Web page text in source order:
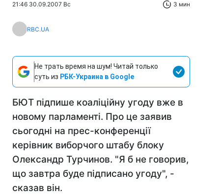
21:46 30.09.2007 Вс 3 мин
RBC.UA
Не трать время на шум! Читай только
суть из РБК-Украина в Google
БЮТ підпише коаліційну угоду вже в
новому парламенті. Про це заявив
сьогодні на прес-конференції
керівник виборчого штабу блоку
Олександр Турчинов. "Я б не говорив,
що завтра буде підписано угоду", -
сказав він.